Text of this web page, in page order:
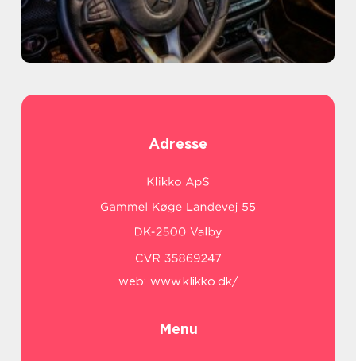
Adresse
web: www.klikko.dk/
Menu